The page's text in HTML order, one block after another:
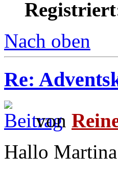
Nach oben
Re:
von
Hallo